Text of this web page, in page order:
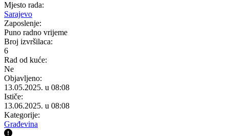
Mjesto rada:
Sarajevo
Zaposlenje:
Puno radno vrijeme
Broj izvršilaca:
6
Rad od kuće:
Ne
Objavljeno:
13.05.2025. u 08:08
Ističe:
13.06.2025. u 08:08
Kategorije:
Građevina